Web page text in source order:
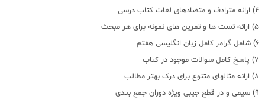
4) ارائه مترادف و متضادهای لغات کتاب درسی
5) ارائه تست ها و تمرین های نمونه برای هر مبحث
6) شامل گرامر کامل زبان انگلیسی هفتم
7) پاسخ کامل سوالات موجود در کتاب
8) ارائه مثالهای متنوع برای درک بهتر مطالب
9) سیمی و در قطع جیبی ویژه دوران جمع بندی